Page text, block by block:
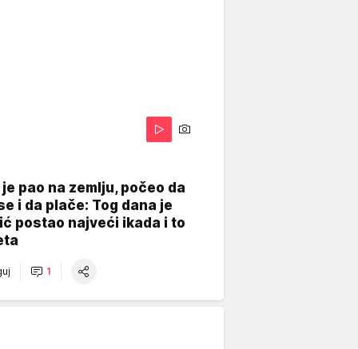
pao na zemlju, počeo da
i da plače: Tog dana je
postao najveći ikada i to
1